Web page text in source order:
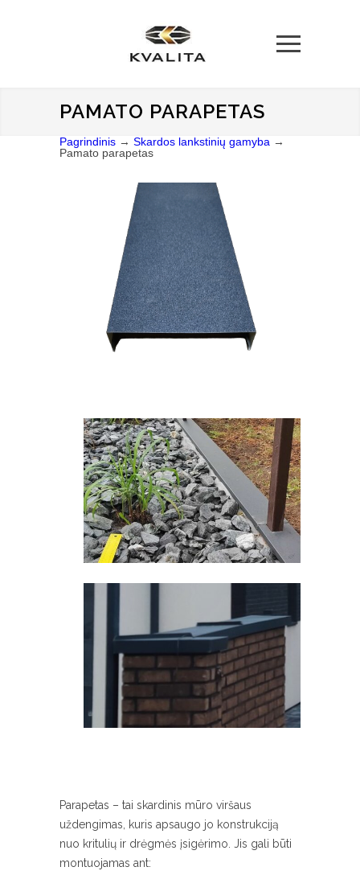
PAMATO PARAPETAS
Pagrindinis → Skardos lankstinių gamyba →
Pamato parapetas
Parapetas – tai skardinis mūro viršaus
uždengimas, kuris apsaugo jo konstrukciją
nuo kritulių ir drėgmės įsigėrimo. Jis gali būti
montuojamas ant: